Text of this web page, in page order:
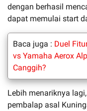
dengan berhasil
dapat memulai start
Baca juga : Duel
vs Yamaha Aerox
Canggih?
Lebih menariknya
pembalap asal